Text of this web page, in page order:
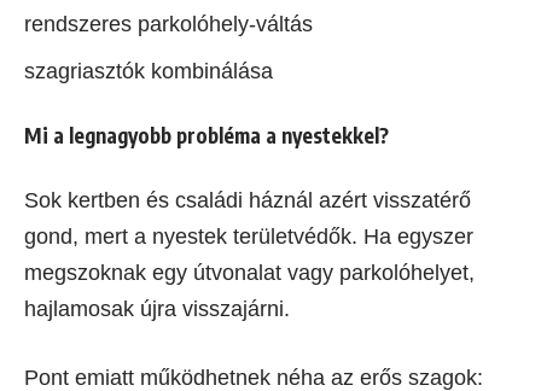
rendszeres parkolóhely-váltás
szagriasztók kombinálása
Mi a legnagyobb probléma a nyestekkel?
Sok kertben és családi háznál azért visszatérő
gond, mert a nyestek területvédők. Ha egyszer
megszoknak egy útvonalat vagy parkolóhelyet,
hajlamosak újra visszajárni.
Pont emiatt működhetnek néha az erős szagok: